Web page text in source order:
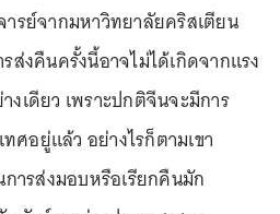
ารย์จากมหาวิทยาลัยคริสเตียน
ส่งคืนครั้งนี้อาจไม่ได้เกิดจากแรง
งเดียว เพราะปกติจีนจะมีการ
ศอยู่แล้ว อย่างไรก็ตามเขา
การส่งมอบหรือเรียกคืนมัก